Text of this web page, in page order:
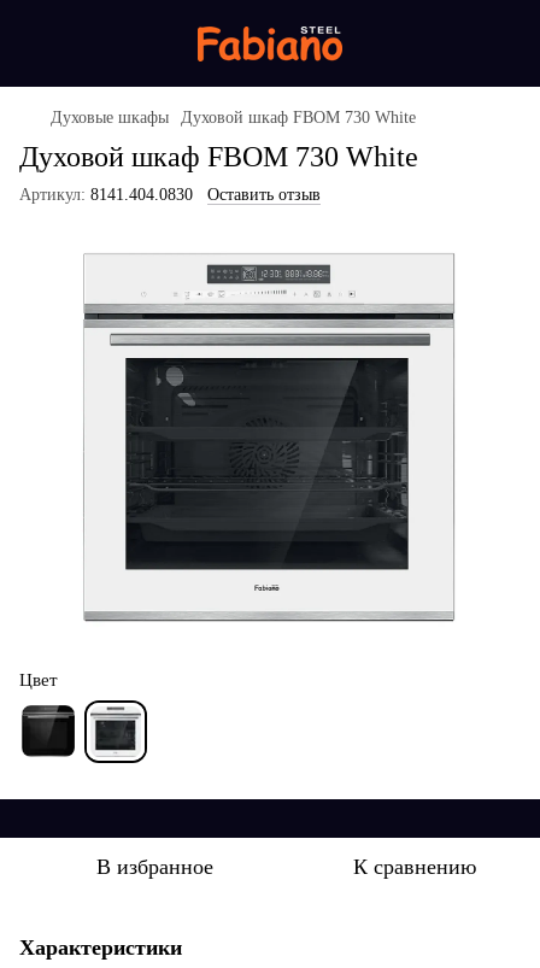
Духовые шкафы Духовой шкаф FBOM 730 White
Духовой шкаф FBOM 730 White
Артикул: 8141.404.0830 Оставить отзыв
Цвет
В избранное К сравнению
Характеристики